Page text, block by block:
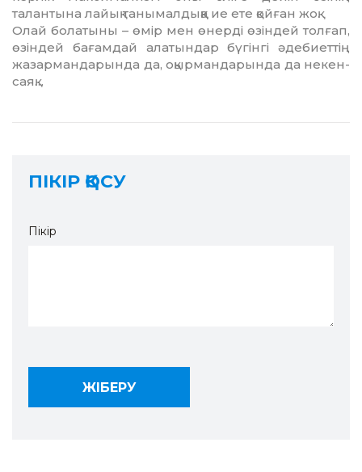
талантына лайық таны­мал­дық­қа ие ете қойған жоқ.
Олай болатыны – өмір мен өнерді өзіндей толғап,
өзіндей бағамдай ала­тындар бүгінгі әдебиеттің
жазармандарында да, оқырмандарында да некен-
саяқ…
ПІКІР ҚОСУ
Пікір